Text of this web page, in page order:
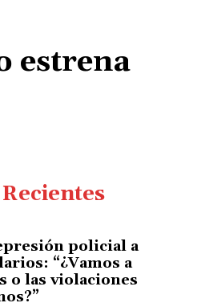
estrena
policial a
“¿Vamos a
o las violaciones